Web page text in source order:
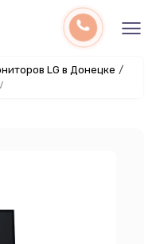
LG в Донецке /